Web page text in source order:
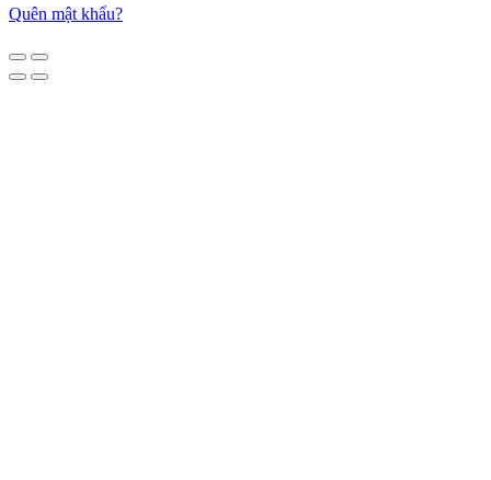
Quên mật khẩu?